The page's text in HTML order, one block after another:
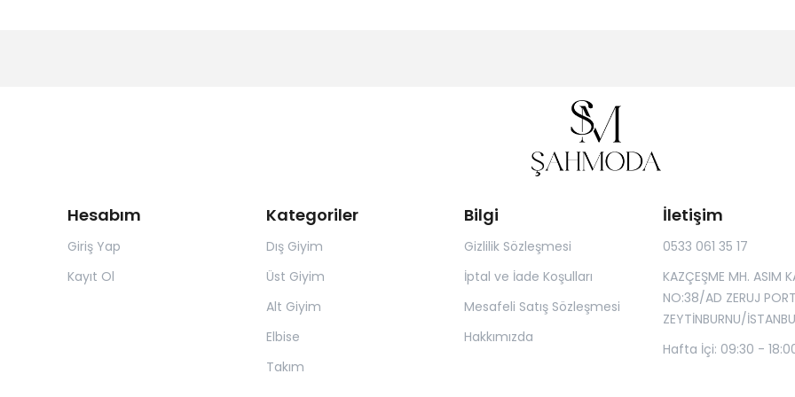
Hesabım
Giriş Yap
Kayıt Ol
Kategoriler
Dış Giyim
Üst Giyim
Alt Giyim
Elbise
Takım
Bilgi
Gizlilik Sözleşmesi
İptal ve İade Koşulları
Mesafeli Satış Sözleşmesi
Hakkımızda
İletişim
0533 061 35 17
KAZÇEŞME MH. ASIM
NO:38/AD ZERUJ
ZEYTİNBURNU/
Hafta İçi: 09:30 -